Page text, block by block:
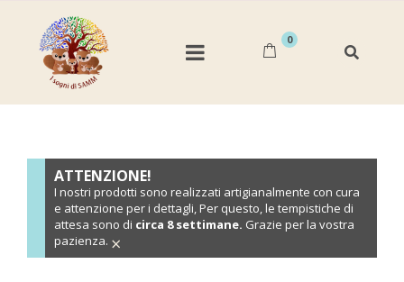
0
ATTENZIONE!
I nostri prodotti sono realizzati artigianalmente con cura
e attenzione per i dettagli, Per questo, le tempistiche di
attesa sono di circa 8 settimane. Grazie per la vostra
pazienza. ×